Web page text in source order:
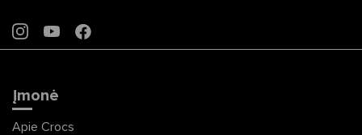
INSTAGRAM
YOUTUBEFACEBOOK
Įmonė
Apie Crocs